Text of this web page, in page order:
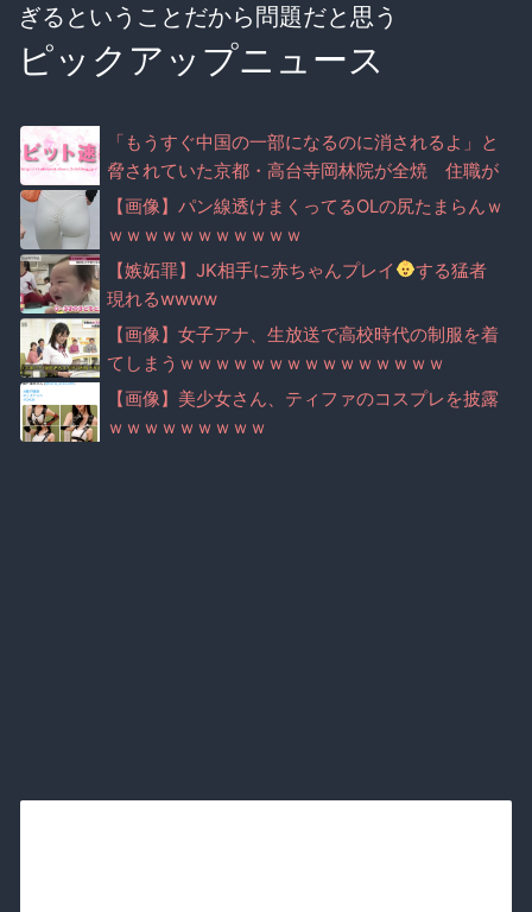
ぎるということだから問題だと思う
ピックアップニュース
「もうすぐ中国の一部になるのに消されるよ」と
脅されていた京都・高台寺岡林院が全焼 住職が
マナー注意で脅迫されていた事実が判明
【画像】パン線透けまくってるOLの尻たまらんｗ
ｗｗｗｗｗｗｗｗｗｗｗ
【嫉妬罪】JK相手に赤ちゃんプレイ
する猛者
現れるwwww
【画像】女子アナ、生放送で高校時代の制服を着
てしまうｗｗｗｗｗｗｗｗｗｗｗｗｗｗｗ
【画像】美少女さん、ティファのコスプレを披露
ｗｗｗｗｗｗｗｗｗ